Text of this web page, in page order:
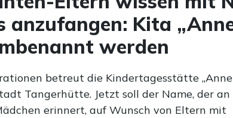
anzufangen: Kita
werden
betreut die Kindertagesstätte
Tangerhütte. Jetzt soll der Name, der
erinnert, auf Wunsch von Eltern mit